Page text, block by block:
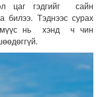
цаг гэдгийг сайн
билээ. Тэднээс сурах
нь хэнд ч чин